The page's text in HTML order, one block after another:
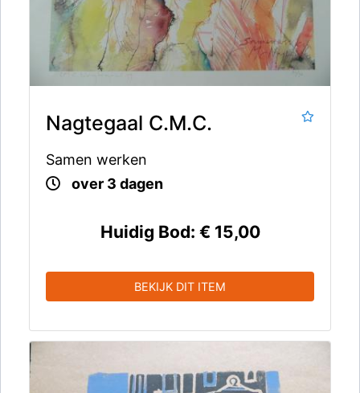
Nagtegaal C.M.C.
Samen werken
over 3 dagen
Huidig Bod: € 15,00
BEKIJK DIT ITEM